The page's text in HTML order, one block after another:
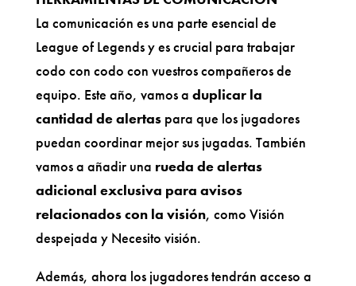
La comunicación es una parte esencial de
League of Legends y es crucial para trabajar
codo con codo con vuestros compañeros de
equipo. Este año, vamos a duplicar la
cantidad de alertas para que los jugadores
puedan coordinar mejor sus jugadas. También
vamos a añadir una rueda de alertas
adicional exclusiva para avisos
relacionados con la visión, como Visión
despejada y Necesito visión.
Además, ahora los jugadores tendrán acceso a